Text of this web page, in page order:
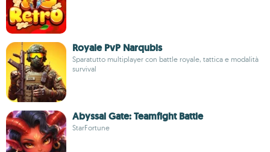
Royale PvP Narqubis
Sparatutto multiplayer con battle royale, tattica e modalità
survival
Abyssal Gate: Teamfight Battle
StarFortune